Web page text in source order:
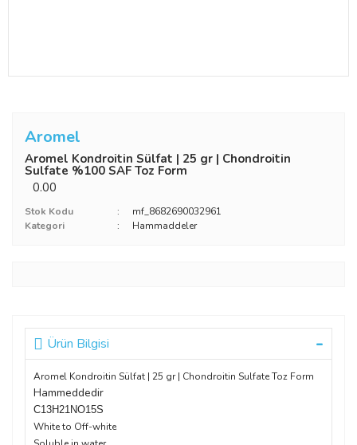
Aromel
Aromel Kondroitin Sülfat | 25 gr | ‎Chondroitin
Sulfate %100 SAF Toz Form
0.00
Stok Kodu
mf_8682690032961
Kategori
Hammaddeler
Ürün Bilgisi
Aromel Kondroitin Sülfat | 25 gr | ‎Chondroitin Sulfate Toz Form
Hammeddedir
C13H21NO15S
White to Off-white